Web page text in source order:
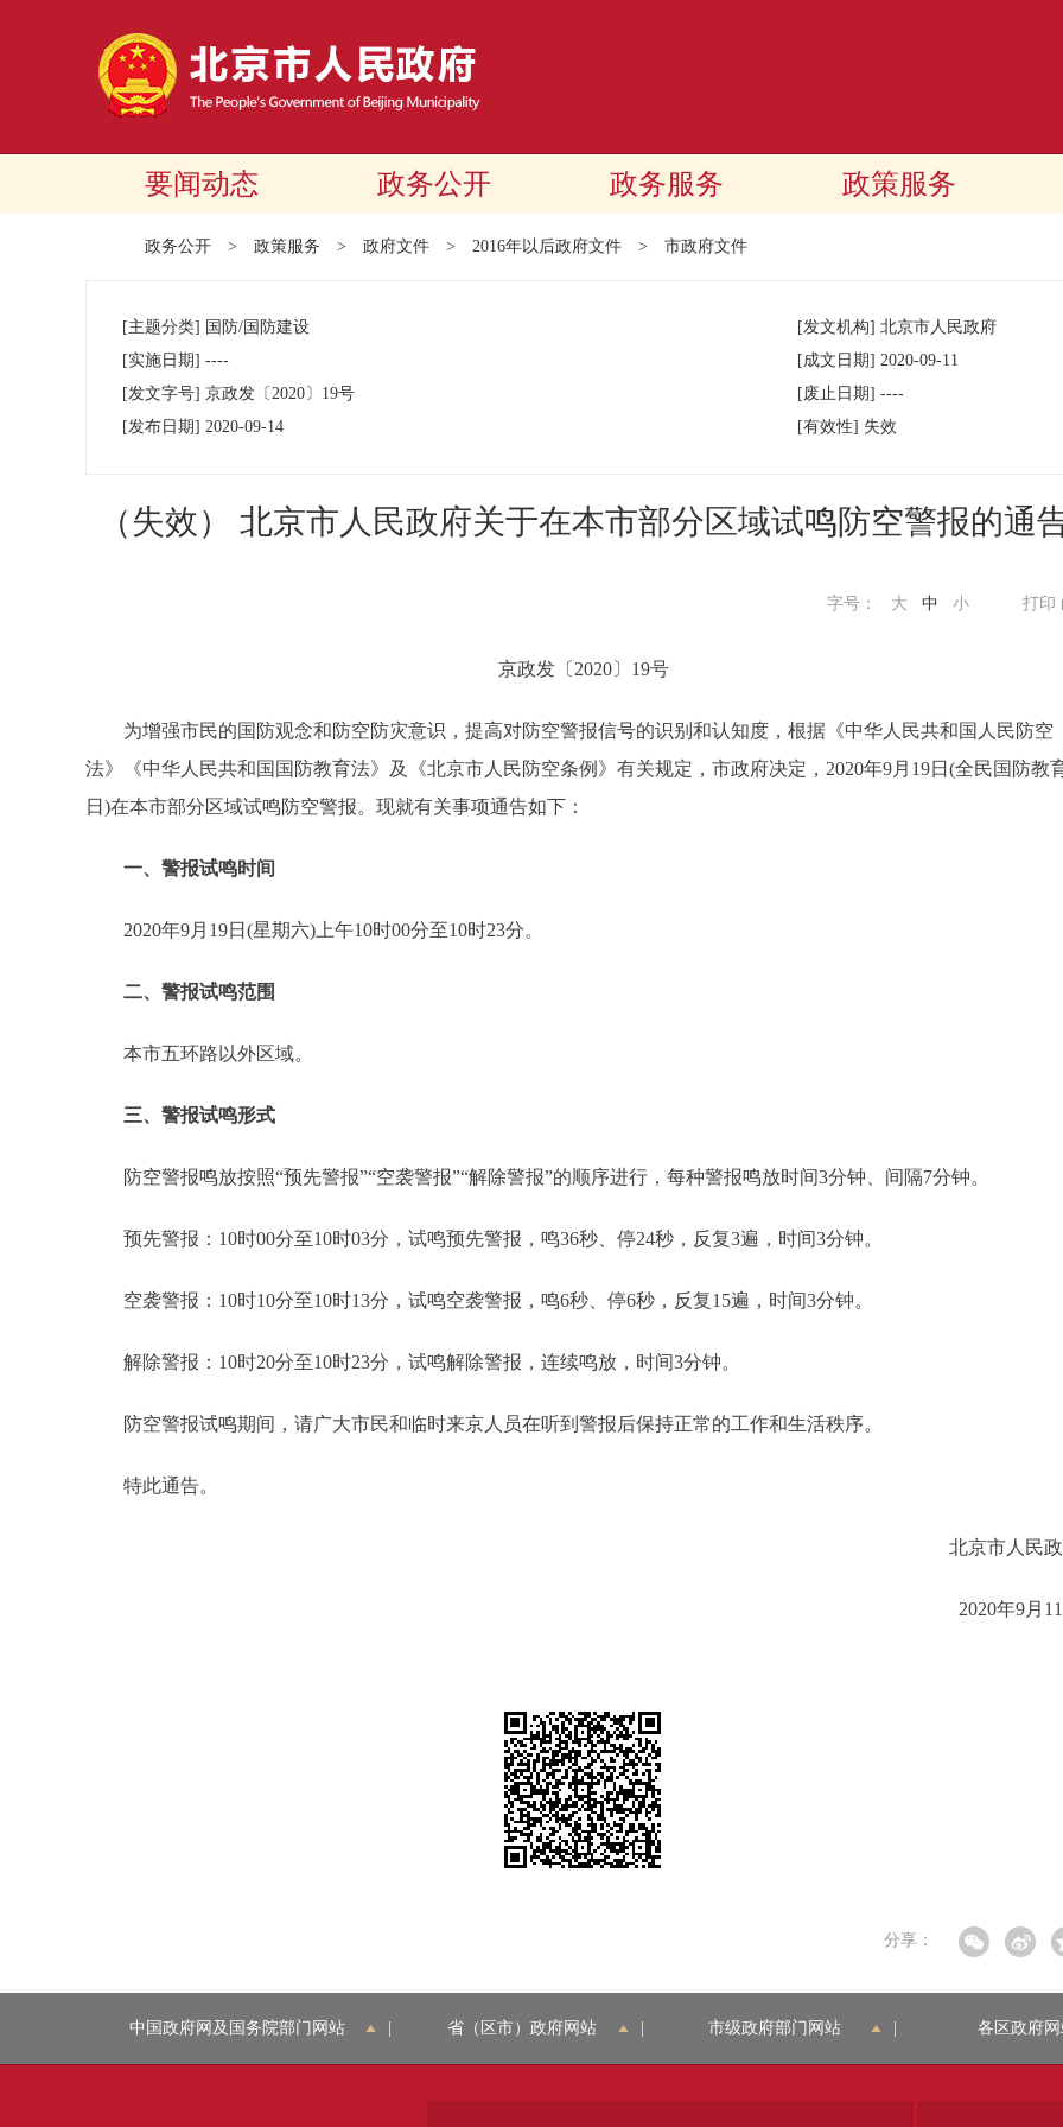
要闻动态 政务公开 政务服务 政策服务
政务公开 > 政策服务 > 政府文件 > 2016年以后政府文件 > 市政府文件
[主题分类] 国防/国防建设 [发文机构] 北京市人民政府
[实施日期] ---- [成文日期] 2020-09-11
[发文字号] 京政发 〔2020〕 19号 [废止日期] ----
[发布日期] 2020-09-14 [有效性] 失效
（失效） 北京市人民政府关于在本市部分区域试鸣防空警报的通
打印
字号： 大 中 小
京政发〔2020〕19号
为增强市民的国防观念和防空防灾意识，提高对防空警报信号的识别和认知度，根据《中华人民共和国人民防空
法》《中华人民共和国国防教育法》及《北京市人民防空条例》有关规定，市政府决定，2020年9月19日(全民国防教
日)在本市部分区域试鸣防空警报。现就有关事项通告如下：
一、警报试鸣时间
2020年9月19日(星期六)上午10时00分至10时23分。
二、警报试鸣范围
本市五环路以外区域。
三、警报试鸣形式
防空警报鸣放按照“预先警报”“空袭警报”“解除警报”的顺序进行，每种警报鸣放时间3分钟、间隔7分钟。
预先警报：10时00分至10时03分，试鸣预先警报，鸣36秒、停24秒，反复3遍，时间3分钟。
空袭警报：10时10分至10时13分，试鸣空袭警报，鸣6秒、停6秒，反复15遍，时间3分钟。
解除警报：10时20分至10时23分，试鸣解除警报，连续鸣放，时间3分钟。
防空警报试鸣期间，请广大市民和临时来京人员在听到警报后保持正常的工作和生活秩序。
特此通告。
北京市人民
2020年9月
分享：
中国政府网及国务院部门网站 省（区市）政府网站 市级政府部门网站 各区政府